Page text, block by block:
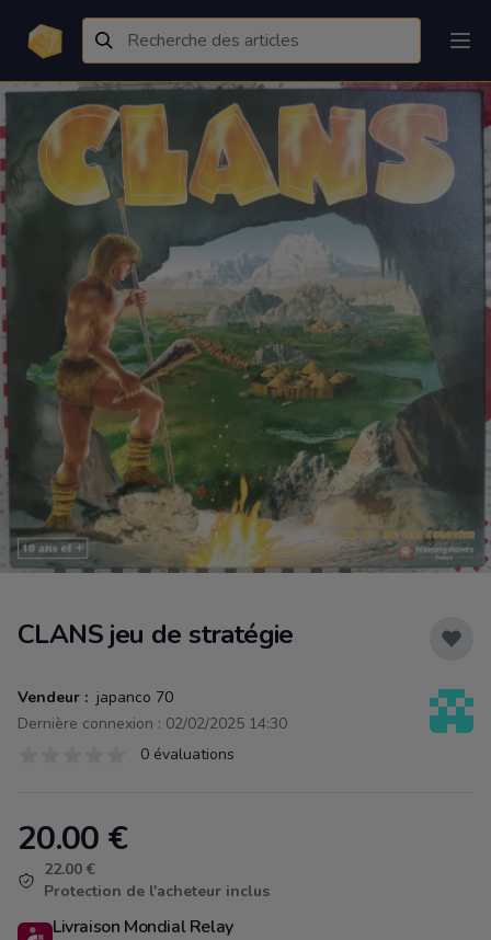
CLANS jeu de stratégie
Vendeur : japanco 70
Dernière connexion : 02/02/2025 14:30
0 évaluations
Product information
20.00 €
22.00 €
Protection de l'acheteur inclus
Livraison Mondial Relay